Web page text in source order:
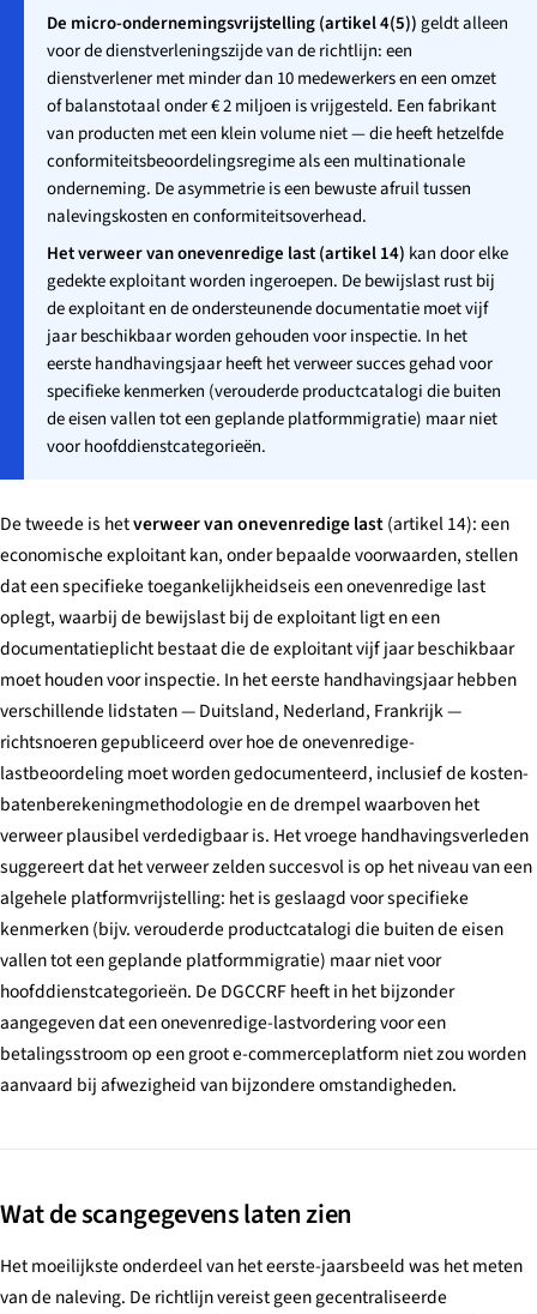
De micro-ondernemingsvrijstelling (artikel 4(5)) geldt alleen
voor de dienstverleningszijde van de richtlijn: een
dienstverlener met minder dan 10 medewerkers en een omzet
of balanstotaal onder € 2 miljoen is vrijgesteld. Een fabrikant
van producten met een klein volume niet — die heeft hetzelfde
conformiteitsbeoordelingsregime als een multinationale
onderneming. De asymmetrie is een bewuste afruil tussen
nalevingskosten en conformiteitsoverhead.
Het verweer van onevenredige last (artikel 14) kan door elke
gedekte exploitant worden ingeroepen. De bewijslast rust bij
de exploitant en de ondersteunende documentatie moet vijf
jaar beschikbaar worden gehouden voor inspectie. In het
eerste handhavingsjaar heeft het verweer succes gehad voor
specifieke kenmerken (verouderde productcatalogi die buiten
de eisen vallen tot een geplande platformmigratie) maar niet
voor hoofddienstcategorieën.
De tweede is hetverweer van onevenredige last(artikel 14): een
economische exploitant kan, onder bepaalde voorwaarden, stellen
dat een specifieke toegankelijkheidseis een onevenredige last
oplegt, waarbij de bewijslast bij de exploitant ligt en een
documentatieplicht bestaat die de exploitant vijf jaar beschikbaar
moet houden voor inspectie. In het eerste handhavingsjaar hebben
verschillende lidstaten — Duitsland, Nederland, Frankrijk —
richtsnoeren gepubliceerd over hoe de onevenredige-
lastbeoordeling moet worden gedocumenteerd, inclusief de kosten-
batenberekeningmethodologie en de drempel waarboven het
verweer plausibel verdedigbaar is. Het vroege handhavingsverleden
suggereert dat het verweer zelden succesvol is op het niveau van een
algehele platformvrijstelling: het is geslaagd voor specifieke
kenmerken (bijv. verouderde productcatalogi die buiten de eisen
vallen tot een geplande platformmigratie) maar niet voor
hoofddienstcategorieën. De DGCCRF heeft in het bijzonder
aangegeven dat een onevenredige-lastvordering voor een
betalingsstroom op een groot e-commerceplatform niet zou worden
aanvaard bij afwezigheid van bijzondere omstandigheden.
Wat de scangegevens laten zien
Het moeilijkste onderdeel van het eerste-jaarsbeeld was het meten
van de naleving. De richtlijn vereist geen gecentraliseerde